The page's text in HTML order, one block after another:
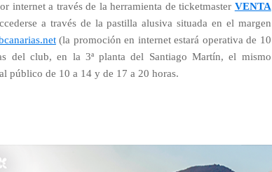
internet a través de la herramienta de ticketmaster VENTA
a través de la pastilla alusiva situada en el margen
(la promoción en internet estará operativa de 10
del club, en la 3ª planta del Santiago Martín, el mismo
público de 10 a 14 y de 17 a 20 horas.